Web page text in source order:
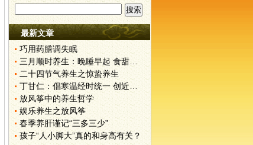
最新文章
巧用药膳调失眠
三月顺时养生：晚睡早起 食甜养肝
二十四节气养生之惊蛰养生
丁甘仁：倡寒温经时统一 创近代中医教育
放风筝中的养生哲学
娱乐养生之放风筝
春季养肝谨记“三多三少”
孩子“人小脚大”真的和身高有关？